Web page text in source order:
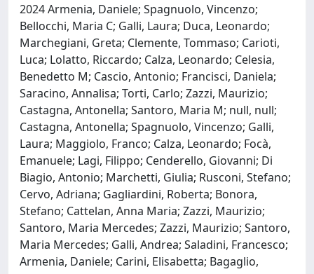
2024 Armenia, Daniele; Spagnuolo, Vincenzo;
Bellocchi, Maria C; Galli, Laura; Duca, Leonardo;
Marchegiani, Greta; Clemente, Tommaso; Carioti,
Luca; Lolatto, Riccardo; Calza, Leonardo; Celesia,
Benedetto M; Cascio, Antonio; Francisci, Daniela;
Saracino, Annalisa; Torti, Carlo; Zazzi, Maurizio;
Castagna, Antonella; Santoro, Maria M; null, null;
Castagna, Antonella; Spagnuolo, Vincenzo; Galli,
Laura; Maggiolo, Franco; Calza, Leonardo; Focà,
Emanuele; Lagi, Filippo; Cenderello, Giovanni; Di
Biagio, Antonio; Marchetti, Giulia; Rusconi, Stefano;
Cervo, Adriana; Gagliardini, Roberta; Bonora,
Stefano; Cattelan, Anna Maria; Zazzi, Maurizio;
Santoro, Maria Mercedes; Zazzi, Maurizio; Santoro,
Maria Mercedes; Galli, Andrea; Saladini, Francesco;
Armenia, Daniele; Carini, Elisabetta; Bagaglio,